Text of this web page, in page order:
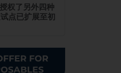
权了另外四种
点已扩展至初